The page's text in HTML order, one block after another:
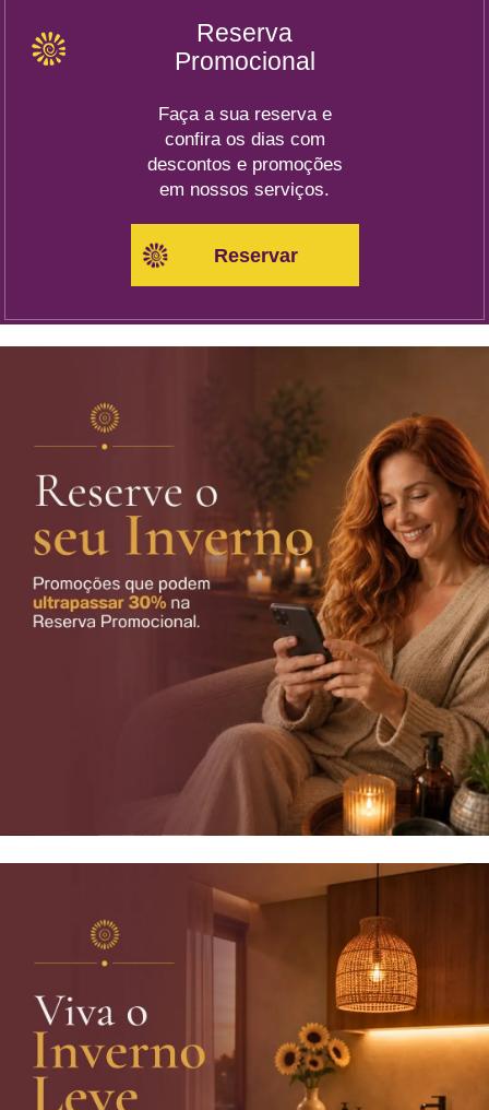
Reserva
Promocional
Faça a sua reserva e
confira os dias com
descontos e promoções
em nossos serviços.
Reservar